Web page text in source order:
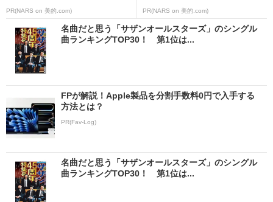
PR(NARS on 美的.com) PR(NARS on 美的.com)
名曲だと思う「サザンオールスターズ」のシングル
曲ランキングTOP30！ 第1位は...
FPが解説！Apple製品を分割手数料0円で入手する
方法とは？
PR(Fav-Log)
名曲だと思う「サザンオールスターズ」のシングル
曲ランキングTOP30！ 第1位は...